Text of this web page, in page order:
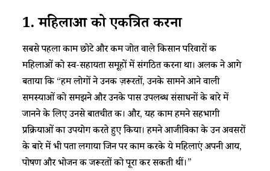
1.महिलाओंकोएकत्रितकरना
सबसे पहला काम छोटे और कम जोत वाले किसान परिवारों की
महिलाओं को स्व-सहायता समूहों में संगठित करना था। अलक ने आगे
बताया कि “हम लोगों ने उनकी ज़रूरतों, उनके सामने आने वाली
समस्याओं को समझने और उनके पास उपलब्ध संसाधनों के बारे में
जानने के लिए उनसे बातचीत की। और, यह काम हमने सहभागी
प्रक्रियाओं का उपयोग करते हुए किया। हमने आजीविका के उन अवसरों
के बारे में भी पता लगाया जिन पर काम करके ये महिलाएं अपनी आय,
पोषण और भोजन की जरूरतों को पूरा कर सकती थीं।”